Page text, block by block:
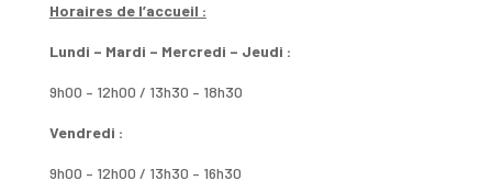
Horaires de l’accueil :
Lundi – Mardi – Mercredi – Jeudi :
9h00 – 12h00 / 13h30 – 18h30
Vendredi :
9h00 – 12h00 / 13h30 – 16h30